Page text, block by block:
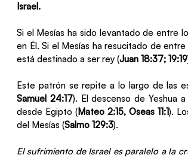
Israel.
Si el Mesías ha sido levantado de entre
en Él. Si el Mesías ha resucitado de
está destinado a ser rey (Juan 18:37; 19:19
Este patrón se repite a lo largo de las
Samuel 24:17). El descenso de Yeshua
desde Egipto (Mateo 2:15, Oseas 11:1).
del Mesías (Salmo 129:3).
El sufrimiento de Israel es paralelo a la